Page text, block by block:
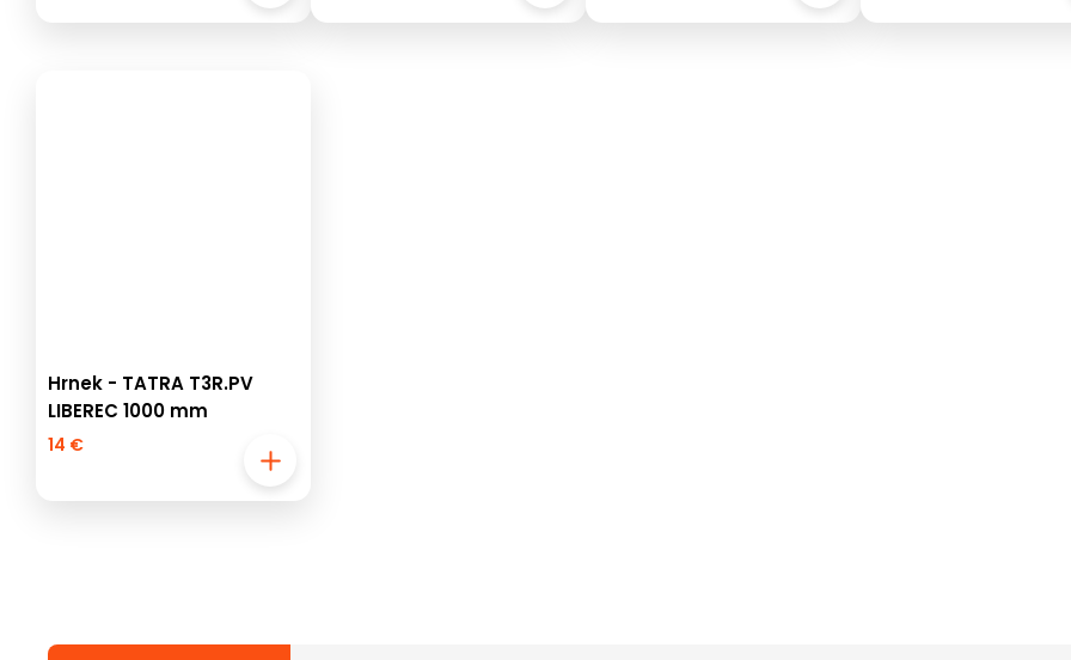
Hrnek - TATRA T3R.PV
LIBEREC 1000 mm
14 €